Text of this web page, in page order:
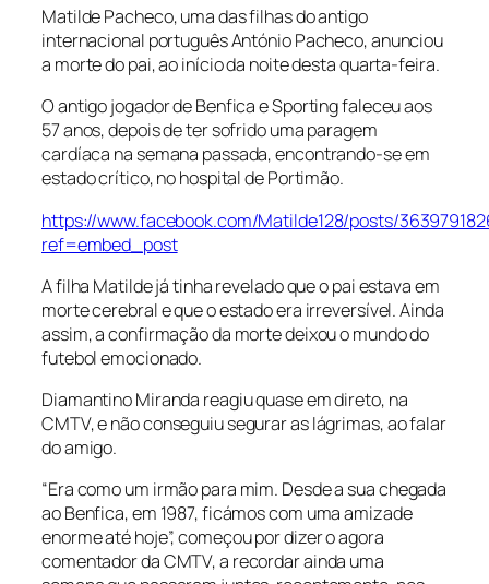
Matilde Pacheco, uma das filhas do antigo
internacional português António Pacheco, anunciou
a morte do pai, ao início da noite desta quarta-feira.
O antigo jogador de Benfica e Sporting faleceu aos
57 anos, depois de ter sofrido uma paragem
cardíaca na semana passada, encontrando-se em
estado crítico, no hospital de Portimão.
https://www.facebook.com/Matilde128/posts/
ref=embed_post
A filha Matilde já tinha revelado que o pai estava em
morte cerebral e que o estado era irreversível. Ainda
assim, a confirmação da morte deixou o mundo do
futebol emocionado.
Diamantino Miranda reagiu quase em direto, na
CMTV, e não conseguiu segurar as lágrimas, ao falar
do amigo.
“Era como um irmão para mim. Desde a sua chegada
ao Benfica, em 1987, ficámos com uma amizade
enorme até hoje”, começou por dizer o agora
comentador da CMTV, a recordar ainda uma